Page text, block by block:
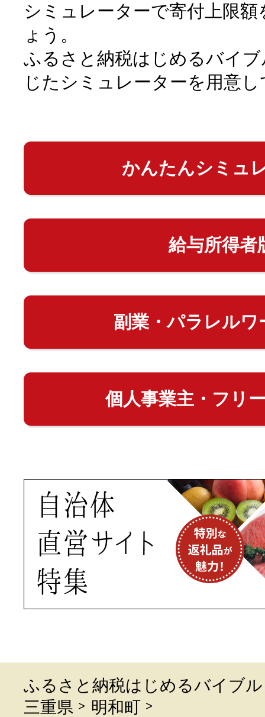
シミュレーターで寄付上限
ょう。
ふるさと納税はじめるバイ
じたシミュレーターを用意
かんたんシミュ
給与所得者
副業・パラレルワ
個人事業主・フリ
ふるさと納税はじめるバイブル
三重県
明和町